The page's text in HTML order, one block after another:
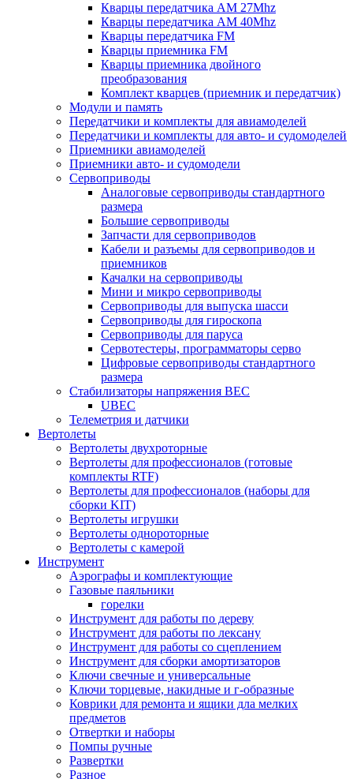
Кварцы передатчика AM 27Mhz
Кварцы передатчика AM 40Mhz
Кварцы передатчика FM
Кварцы приемника FM
Кварцы приемника двойного
преобразования
Комплект кварцев (приемник и передатчик)
Модули и память
Передатчики и комплекты для авиамоделей
Передатчики и комплекты для авто- и судомоделей
Приемники авиамоделей
Приемники авто- и судомодели
Сервоприводы
Аналоговые сервоприводы стандартного
размера
Большие сервоприводы
Запчасти для сервоприводов
Кабели и разъемы для сервоприводов и
приемников
Качалки на сервоприводы
Мини и микро сервоприводы
Сервоприводы для выпуска шасси
Сервоприводы для гироскопа
Сервоприводы для паруса
Сервотестеры, программаторы серво
Цифровые сервоприводы стандартного
размера
Стабилизаторы напряжения BEC
UBEC
Телеметрия и датчики
Вертолеты
Вертолеты двухроторные
Вертолеты для профессионалов (готовые
комплекты RTF)
Вертолеты для профессионалов (наборы для
сборки KIT)
Вертолеты игрушки
Вертолеты однороторные
Вертолеты с камерой
Инструмент
Аэрографы и комплектующие
Газовые паяльники
горелки
Инструмент для работы по дереву
Инструмент для работы по лексану
Инструмент для работы со сцеплением
Инструмент для сборки амортизаторов
Ключи свечные и универсальные
Ключи торцевые, накидные и г-образные
Коврики для ремонта и ящики дла мелких
предметов
Отвертки и наборы
Помпы ручные
Развертки
Разное